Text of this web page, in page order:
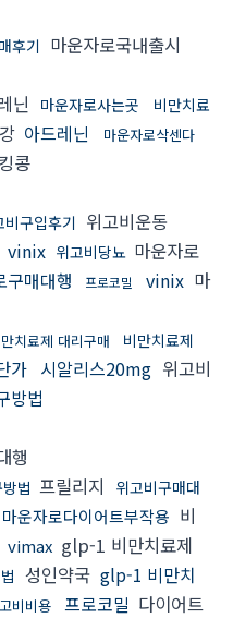
후기 마운자로국내출시
닌 마운자로사는곳
비만치료
아드레닌 마운자로삭센다
콩
비구입후기 위고비운동
vinix 위고비당뇨 마운자로
구매대행 프로코밀 vinix 마
치료제 대리구매
비만치료제
가 시알리스20mg 위고비
방법
행
법 프릴리지
위고비구매대
마운자로다이어트부작용 비
vimax glp-1 비만치료제
성인약국 glp-1 비만치
비비용 프로코밀 다이어트